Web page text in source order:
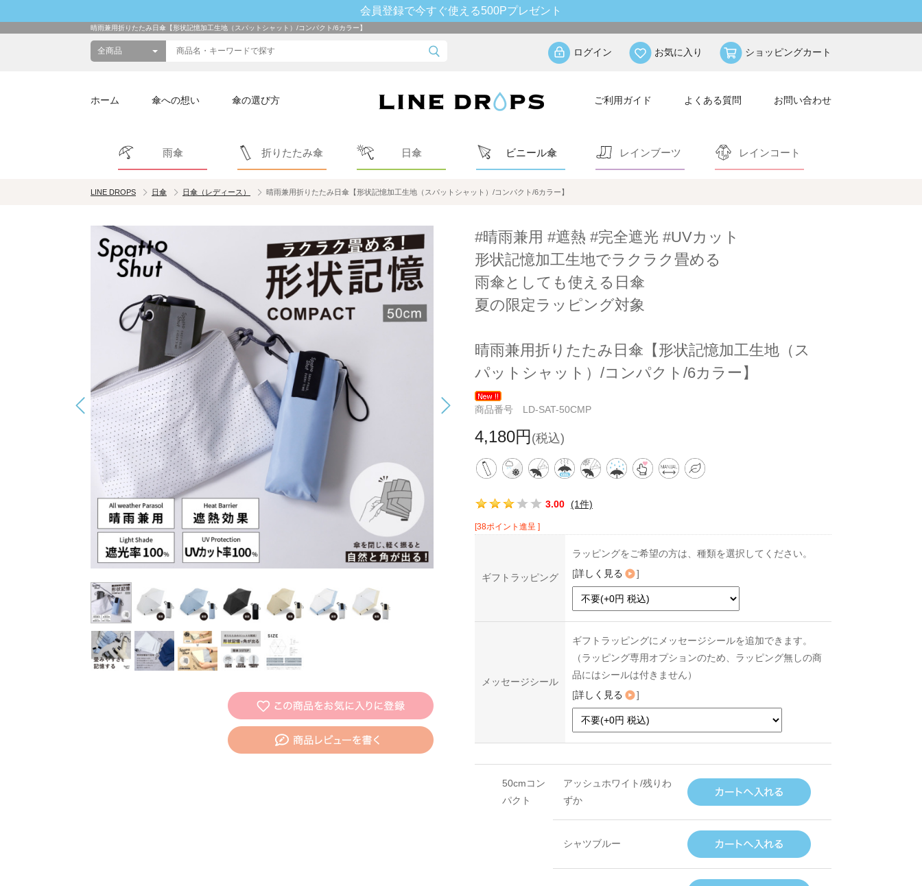
会員登録で今すぐ使える500Pプレゼント
晴雨兼用折りたたみ日傘【形状記憶加工生地（スパットシャット）/コンパクト/6カラー】
ログイン お気に入り ショッピングカート
ホーム 傘への想い 傘の選び方 ご利用ガイド よくある質問 お問い合わせ
雨傘 折りたたみ傘 日傘 ビニール傘 レインブーツ レインコート
LINE DROPS 日傘 日傘（レディース） 晴雨兼用折りたたみ日傘【形状記憶加工生地（スパットシャット）/コンパクト/6カラー】
#晴雨兼用 #遮熱 #完全遮光 #UVカット
形状記憶加工生地でラクラク畳める
雨傘としても使える日傘
夏の限定ラッピング対象
晴雨兼用折りたたみ日傘【形状記憶加工生地（ス
パットシャット）/コンパクト/6カラー】
商品番号 LD-SAT-50CMP
4,180円 (税込)
この商品の平均評価： 3.00 (1件)
[38ポイント進呈 ]
ギフトラッピング
ラッピングをご希望の方は、種類を選択してください。
[詳しく見る ]
メッセージシール
ギフトラッピングにメッセージシールを追加できます。
（ラッピング専用オプションのため、ラッピング無しの商
品にはシールは付きません）
[詳しく見る ]
50cmコン
パクト
アッシュホワイト/残りわ
ずか
シャツブルー